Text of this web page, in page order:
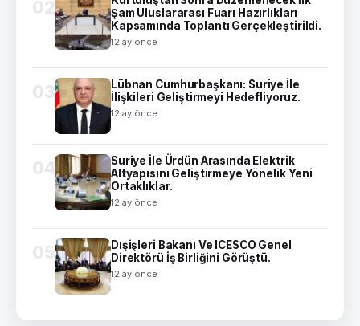
02
Şam Uluslararası Fuarı Hazırlıkları
Kapsamında Toplantı Gerçekleştirildi.
12 ay önce
03
Lübnan Cumhurbaşkanı: Suriye İle
İlişkileri Geliştirmeyi Hedefliyoruz.
12 ay önce
04
Suriye İle Ürdün Arasında Elektrik
Altyapısını Geliştirmeye Yönelik Yeni
Ortaklıklar.
12 ay önce
05
Dışişleri Bakanı Ve ICESCO Genel
Direktörü İş Birliğini Görüştü.
12 ay önce